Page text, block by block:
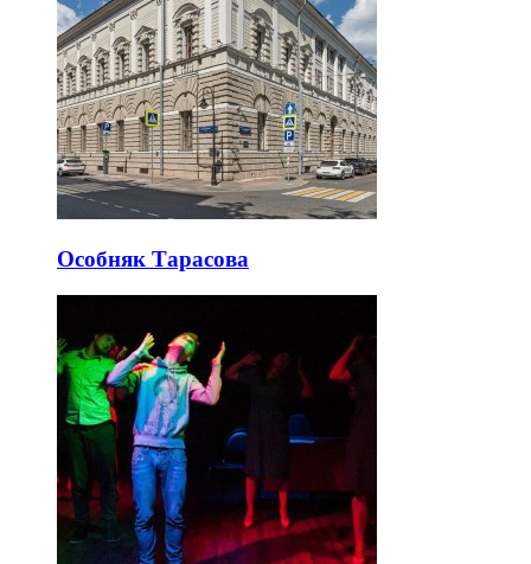
Особняк Тарасова